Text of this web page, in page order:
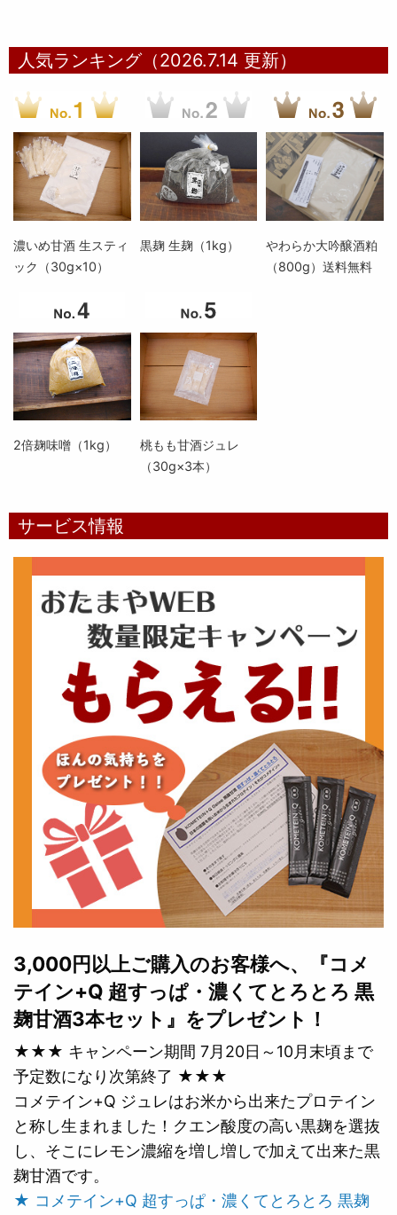
人気ランキング（2026.7.14 更新）
濃いめ甘酒 生スティ
ック（30g×10）
黒麹 生麹（1kg）
やわらか大吟醸酒粕
（800g）送料無料
2倍麹味噌（1kg）
桃もも甘酒ジュレ
（30g×3本）
サービス情報
3,000円以上ご購入のお客様へ、『コメ
テイン+Q 超すっぱ・濃くてとろとろ 黒
麹甘酒3本セット』をプレゼント！
★★★ キャンペーン期間 7月20日～10月末頃まで
予定数になり次第終了 ★★★
コメテイン+Q ジュレはお米から出来たプロテイン
と称し生まれました！クエン酸度の高い黒麹を選抜
し、そこにレモン濃縮を増し増しで加えて出来た黒
麹甘酒です。
★ コメテイン+Q 超すっぱ・濃くてとろとろ 黒麹